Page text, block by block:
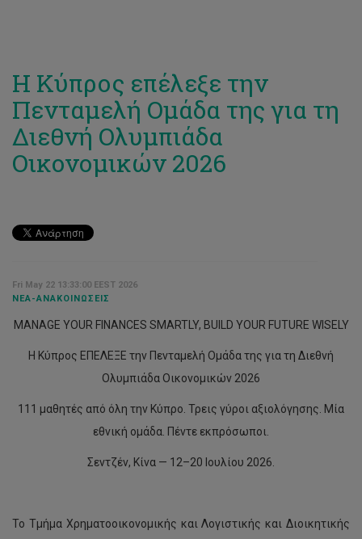
Η Κύπρος επέλεξε την
Πενταμελή Ομάδα της για τη
Διεθνή Ολυμπιάδα
Οικονομικών 2026
Fri May 22 13:33:00 EEST 2026
ΝΈΑ-ΑΝΑΚΟΙΝΏΣΕΙΣ
MANAGE YOUR FINANCES SMARTLY, BUILD YOUR FUTURE WISELY
Η Κύπρος ΕΠΕΛΕΞΕ την Πενταμελή Ομάδα της για τη Διεθνή
Ολυμπιάδα Οικονομικών 2026
111 μαθητές από όλη την Κύπρο. Τρεις γύροι αξιολόγησης. Μία
εθνική ομάδα. Πέντε εκπρόσωποι.
Σεντζέν, Κίνα — 12–20 Ιουλίου 2026.
Το Τμήμα Χρηματοοικονομικής και Λογιστικής και Διοικητικής